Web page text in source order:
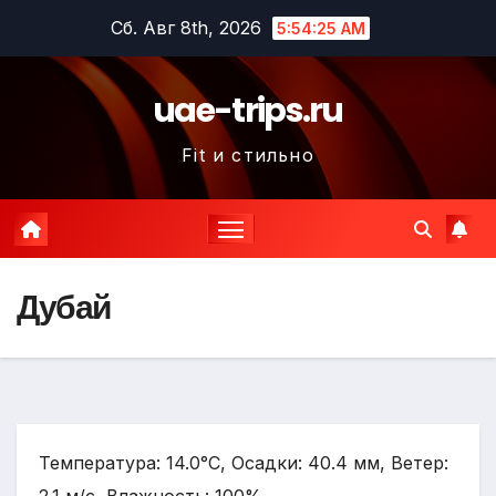
содержимому
Сб. Авг 8th, 2026 5:54:26 AM
uae-trips.ru
Fit и стильно
Дубай
Температура: 14.0°C, Осадки: 40.4 мм, Ветер: